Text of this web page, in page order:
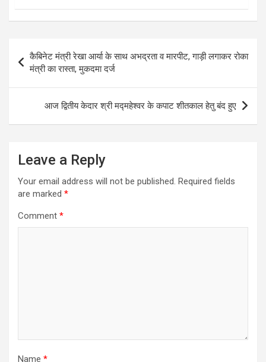
Post
navigation
कैबिनेट मंत्री रेखा आर्या के साथ अभद्रता व मारपीट, गाड़ी लगाकर रोका
मंत्री का रास्ता, मुकदमा दर्ज
आज द्वितीय केदार श्री मद्महेश्वर के कपाट शीतकाल हेतु बंद हुए
Leave a Reply
Your email address will not be published. Required fields
are marked *
Comment *
Name *